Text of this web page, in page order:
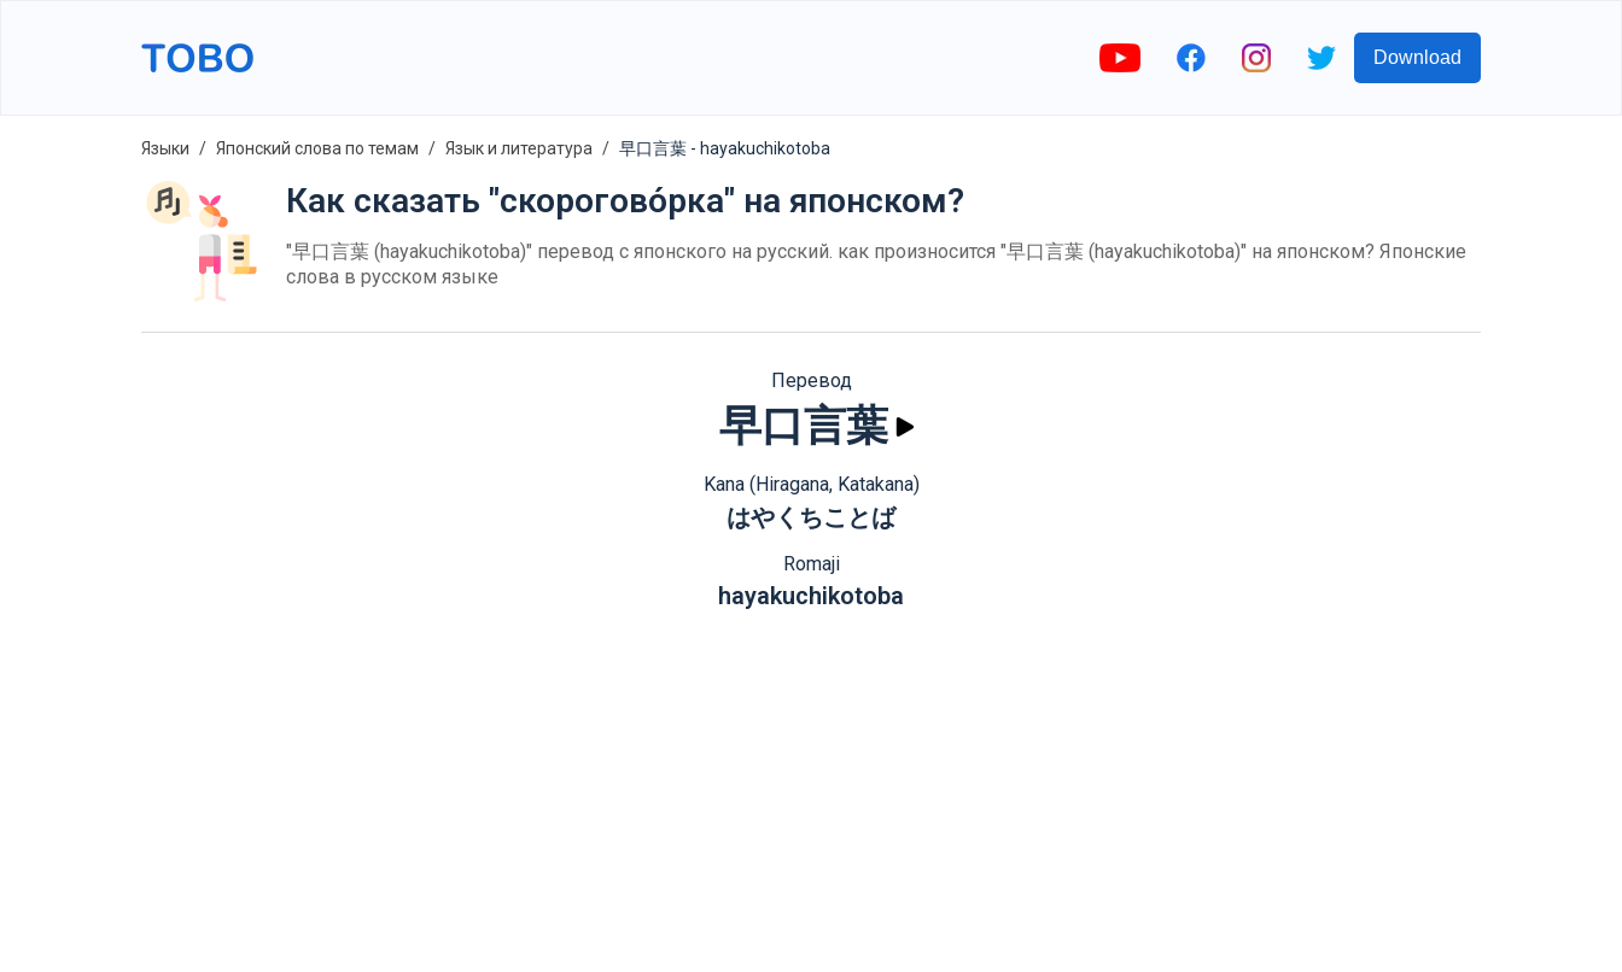
Download
Языки Японский слова по темам Язык и литература 早口言葉 - hayakuchikotoba
Как сказать "скорогово́рка" на японском?
"早口言葉 (hayakuchikotoba)" перевод с японского на русский. как произносится "早口言葉 (hayakuchikotoba)" на японском? Японские
слова в русском языке
Перевод
早口言葉
Kana (Hiragana, Katakana)
はやくちことば
Romaji
hayakuchikotoba